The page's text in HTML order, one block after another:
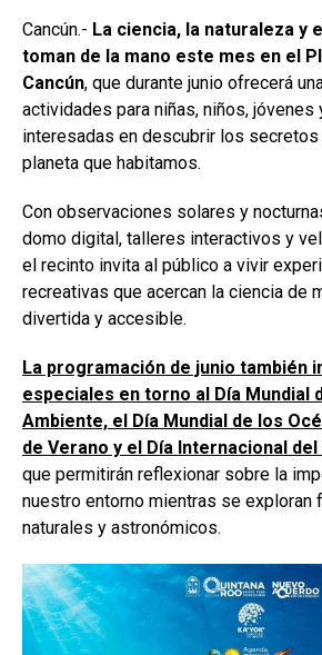
Cancún.- La ciencia, la naturaleza y
toman de la mano este mes en el
Cancún, que durante junio ofrecerá
actividades para niñas, niños,
interesadas en descubrir los
planeta que habitamos.
Con observaciones solares y
domo digital, talleres interactivos y
el recinto invita al público a vivir
recreativas que acercan la ciencia de
divertida y accesible.
La programación de junio también
especiales en torno al Día Mundial
Ambiente, el Día Mundial de los
de Verano y el Día Internacional
que permitirán reflexionar sobre la
nuestro entorno mientras se exploran
naturales y astronómicos.